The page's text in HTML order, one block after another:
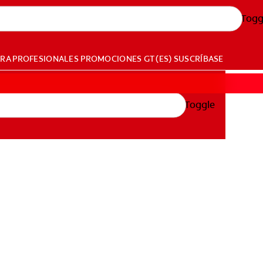
PROFESIONALES PROMOCIONES GT (ES) SUSCRÍBASE
Toggle